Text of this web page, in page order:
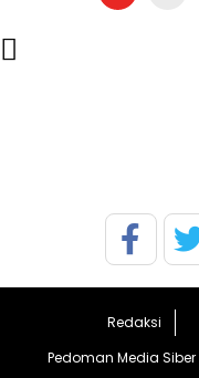

Redaksi
Pedoman Media Siber